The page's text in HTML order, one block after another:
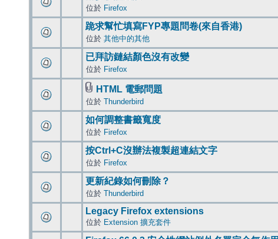
位於 Firefox
跪求幫忙填寫FYP專題問卷(來自香港)
位於 其他中的其他
已拜訪鏈結顏色沒有改變
位於 Firefox
HTML 電郵問題
位於 Thunderbird
如何調整書籤寬度
位於 Firefox
按Ctrl+C沒辦法複製超連結文字
位於 Firefox
更新紀錄如何刪除？
位於 Thunderbird
Legacy Firefox extensions
位於 Extension 擴充套件